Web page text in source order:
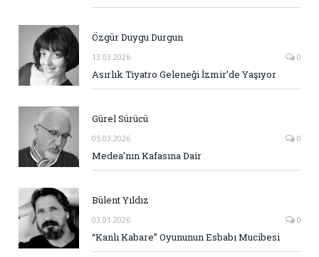
Özgür Duygu Durgun
13.03.2026 0
Asırlık Tiyatro Geleneği İzmir’de Yaşıyor
Gürel Sürücü
05.03.2026 0
Medea’nın Kafasına Dair
Bülent Yıldız
03.01.2026 0
“Kanlı Kabare” Oyununun Esbabı Mucibesi